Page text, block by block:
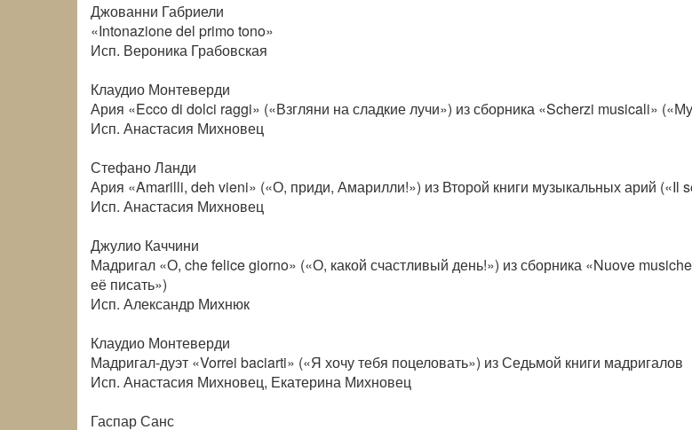
Джованни Габриели
«Intonazione del primo tono»
Исп. Вероника Грабовская
Клаудио Монтеверди
Ария «Ecco di dolci raggi» («Взгляни на сладкие лучи») из сборника «Scherzi musicali»
Исп. Анастасия Михновец
Стефано Ланди
Ария «Amarilli, deh vieni» («О, приди, Амарилли!») из Второй книги музыкальных арий («Il
Исп. Анастасия Михновец
Джулио Каччини
Мадригал «О, che felice giorno» («О, какой счастливый день!») из сборника «Nuove
её писать»)
Исп. Александр Михнюк
Клаудио Монтеверди
Мадригал-дуэт «Vorrei baciarti» («Я хочу тебя поцеловать») из Седьмой книги мадригалов
Исп. Анастасия Михновец, Екатерина Михновец
Гаспар Санс